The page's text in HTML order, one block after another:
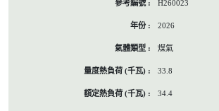
H260023
2026
煤氣
33.8
34.4